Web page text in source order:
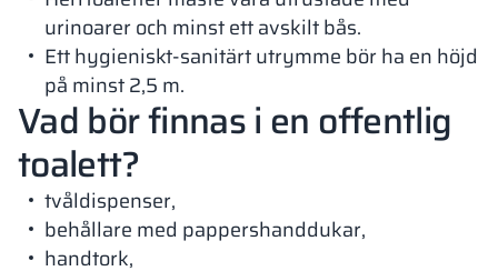
urinoarer och minst ett avskilt bås.
Ett hygieniskt-sanitärt utrymme bör ha en höjd
på minst 2,5 m.
Vad bör finnas i en offentlig
toalett?
tvåldispenser,
behållare med pappershanddukar,
handtork,